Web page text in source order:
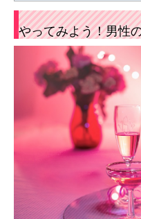
やってみよう！男性